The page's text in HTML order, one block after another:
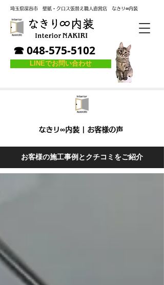
埼玉県深谷市 壁紙・クロス張替え職人直営店 なき リ∞内装
☎ 048-575-5102
LINEでお問い合わせ
なきリ∞内装 | お客様の声
お客様の施工事例とクチコミをご紹介